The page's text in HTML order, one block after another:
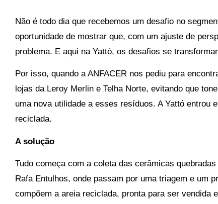
Não é todo dia que recebemos um desafio no
oportunidade de mostrar que, com um ajuste de
problema. E aqui na Yattó, os desafios se
Por isso, quando a ANFACER nos pediu para
lojas da Leroy Merlin e Telha Norte, evitando que
uma nova utilidade a esses resíduos. A Yattó entrou
reciclada.
A solução
Tudo começa com a coleta das cerâmicas
Rafa Entulhos, onde passam por uma triagem e um
compõem a areia reciclada, pronta para ser